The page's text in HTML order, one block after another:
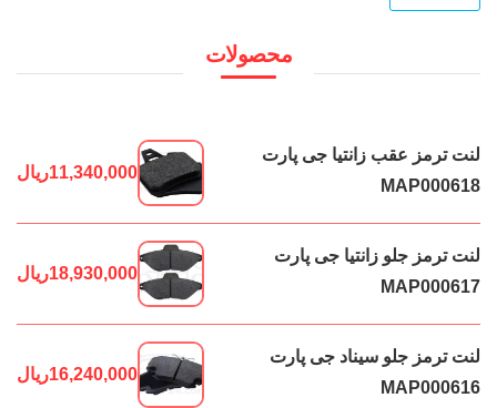
محصولات
لنت ترمز عقب زانتیا جی پارت
MAP000618
11,340,000ریال
لنت ترمز جلو زانتیا جی پارت
MAP000617
18,930,000ریال
لنت ترمز جلو سیناد جی پارت
MAP000616
16,240,000ریال